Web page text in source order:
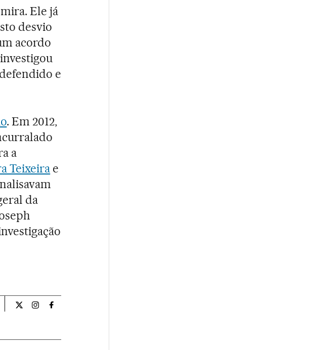
Ele já
desvio
acordo
e
. Em 2012,
a
Teixeira e
da
Internacional El País Brasil en Twitter
Internacional El País Brasil en Instagram
Internacional El País Brasil en Facebook